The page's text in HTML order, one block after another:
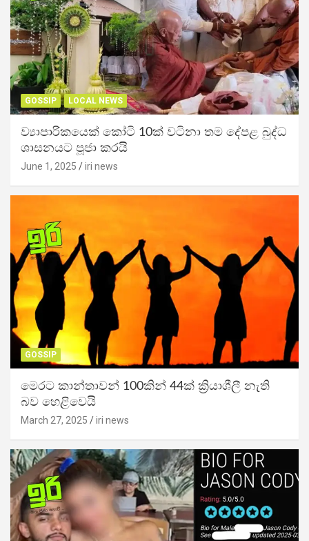
GOSSIP LOCAL NEWS
ව්‍යාපාරිකයෙක් කෝටි 10ක් වටිනා තම දේපළ බුද්ධ
ශාසනයට පූජා කරයි
June 1, 2025 iri news
GOSSIP
මෙරට කාන්තාවන් 100කින් 44ක් ක්‍රියාශීලී නැති
බව හෙළිවෙයි
March 27, 2025 iri news